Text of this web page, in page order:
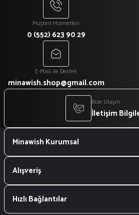
Müşteri Hizmetleri
0 (552) 623 90 29
E-Mail ile Destek
minawish.shop@gmail.com
Bize Ulaşın
İletişim
Minawish Kurumsal
Alışveriş
Hızlı Bağlantılar